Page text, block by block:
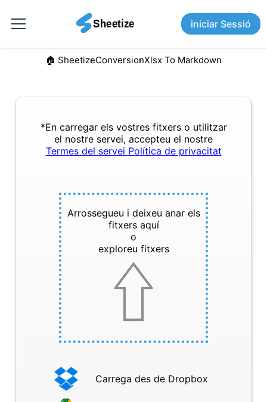
iniciar Sessió
🏠︎ SheetizeConversionXlsx To Markdown
*En carregar els vostres fitxers o utilitzar
el nostre servei, accepteu el nostre
Termes del servei Política de privacitat
Arrossegueu i deixeu anar els
fitxers aquí
o
exploreu fitxers
Carrega des de Dropbox